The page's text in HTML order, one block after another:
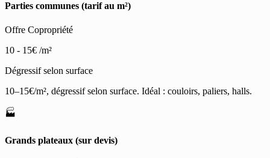
Parties communes (tarif au m²)
Offre Copropriété
10 - 15€ /m²
Dégressif selon surface
10–15€/m², dégressif selon surface. Idéal : couloirs, paliers, halls.
🏭
Grands plateaux (sur devis)